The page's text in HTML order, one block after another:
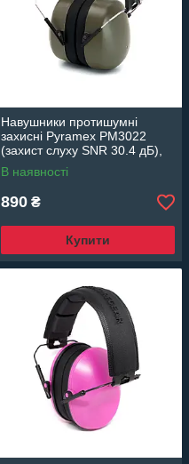
Навушники протишумні
захисні Pyramex PM3022
(захист слуху SNR 30.4 дБ),
кольору олива
В наявності
890 ₴
Купити